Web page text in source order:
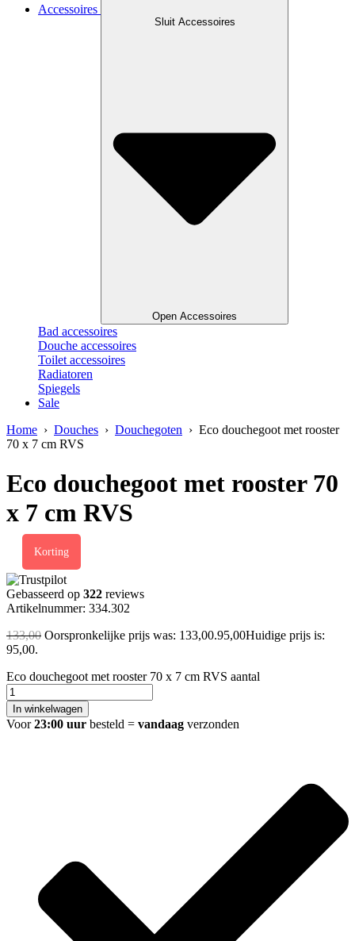
Accessoires
Sluit Accessoires
Open Accessoires
Bad accessoires
Douche accessoires
Toilet accessoires
Radiatoren
Spiegels
Sale
Home › Douches › Douchegoten › Eco douchegoot met rooster
70 x 7 cm RVS
Eco douchegoot met rooster 70
x 7 cm RVS
Korting
Gebasseerd op 322 reviews
Artikelnummer: 334.302
133,00 Oorspronkelijke prijs was: 133,00.95,00Huidige prijs is:
95,00.
Eco douchegoot met rooster 70 x 7 cm RVS aantal
In winkelwagen
Voor23:00 uur besteld = vandaag verzonden